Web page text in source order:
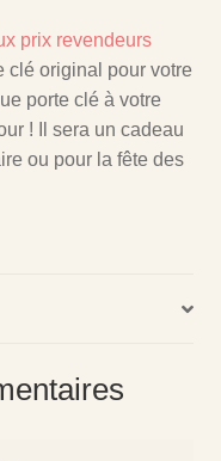
prix revendeurs
clé original pour votre
porte clé à votre
! Il sera un cadeau
ou pour la fête des